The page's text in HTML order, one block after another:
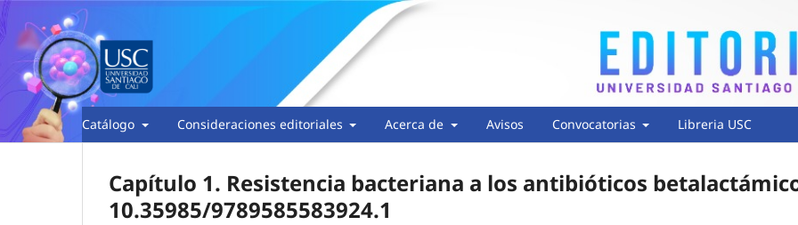
Catálogo Consideraciones editoriales Acerca de Avisos Convocatorias Libreria USC
Capítulo 1. Resistencia bacteriana a los antibióticos
10.35985/9789585583924.1